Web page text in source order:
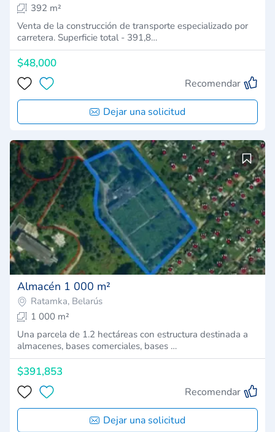
392 m²
Venta de la construcción de transporte especializado por
carretera. Superficie total - 391,8…
$48,000
Recomendar
Dejar una solicitud
Almacén 1 000 m²
Ratamka, Belarús
1 000 m²
Una parcela de 1.2 hectáreas con estructura destinada a
almacenes, bases comerciales, bases …
$391,853
Recomendar
Dejar una solicitud